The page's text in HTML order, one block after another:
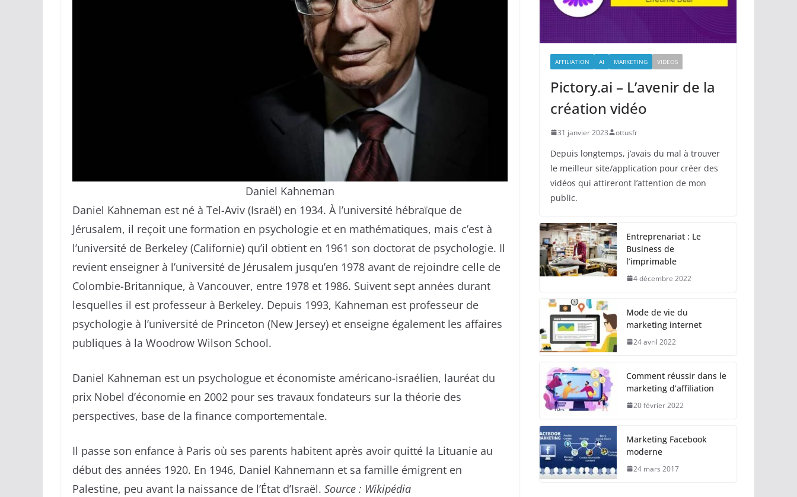
Daniel Kahneman
Daniel Kahneman est né à Tel-Aviv (Israël) en 1934. À l’université hébraïque de
Jérusalem, il reçoit une formation en psychologie et en mathématiques, mais c’est à
l’université de Berkeley (Californie) qu’il obtient en 1961 son doctorat de psychologie. Il
revient enseigner à l’université de Jérusalem jusqu’en 1978 avant de rejoindre celle de
Colombie-Britannique, à Vancouver, entre 1978 et 1986. Suivent sept années durant
lesquelles il est professeur à Berkeley. Depuis 1993, Kahneman est professeur de
psychologie à l’université de Princeton (New Jersey) et enseigne également les affaires
publiques à la Woodrow Wilson School.
Daniel Kahneman est un psychologue et économiste américano-israélien, lauréat du
prix Nobel d’économie en 2002 pour ses travaux fondateurs sur la théorie des
perspectives, base de la finance comportementale.
Il passe son enfance à Paris où ses parents habitent après avoir quitté la Lituanie au
début des années 1920. En 1946, Daniel Kahnemann et sa famille émigrent en
Palestine, peu avant la naissance de l’État d’Israël. Source : Wikipédia
AFFILIATION AI MARKETING VIDEOS
Pictory.ai – L’avenir de la
création vidéo
31 janvier 2023 ottusfr
Depuis longtemps, j’avais du mal à trouver
le meilleur site/application pour créer des
vidéos qui attireront l’attention de mon
public.
Entreprenariat : Le
Business de
l’imprimable
4 décembre 2022
Mode de vie du
marketing internet
24 avril 2022
Comment réussir dans le
marketing d’affiliation
20 février 2022
Marketing Facebook
moderne
24 mars 2017